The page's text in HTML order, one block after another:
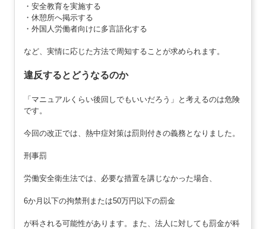
・安全教育を実施する
・休憩所へ掲示する
・外国人労働者向けに多言語化する
など、実情に応じた方法で周知することが求められます。
違反するとどうなるのか
「マニュアルくらい後回しでもいいだろう」と考えるのは危険
です。
今回の改正では、熱中症対策は罰則付きの義務となりました。
刑事罰
労働安全衛生法では、必要な措置を講じなかった場合、
6か月以下の拘禁刑または50万円以下の罰金
が科される可能性があります。また、法人に対しても罰金が科